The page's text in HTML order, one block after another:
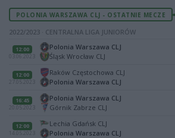
POLONIA WARSZAWA CLJ - OSTATNIE MECZE
2022/2023 · CENTRALNA LIGA JUNIORÓW
12:00
03.06.2023
Polonia Warszawa CLJ
Śląsk Wrocław CLJ
12:00
27.05.2023
Raków Częstochowa CLJ
Polonia Warszawa CLJ
16:45
20.05.2023
Polonia Warszawa CLJ
Górnik Zabrze CLJ
12:00
14.05.2023
Lechia Gdańsk CLJ
Polonia Warszawa CLJ